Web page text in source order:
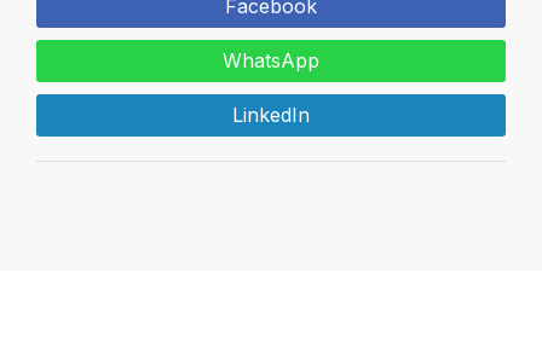
Facebook
WhatsApp
LinkedIn